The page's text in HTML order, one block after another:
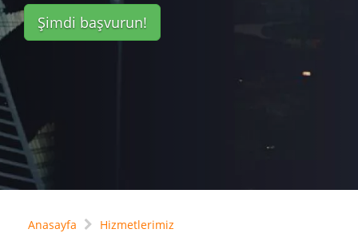
Şimdi başvurun!
Anasayfa
Hizmetlerimiz